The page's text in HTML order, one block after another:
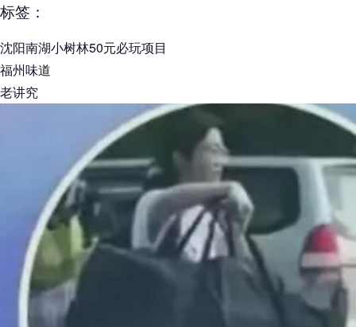
标签：
沈阳南湖小树林50元必玩项目
福州味道
老讲究